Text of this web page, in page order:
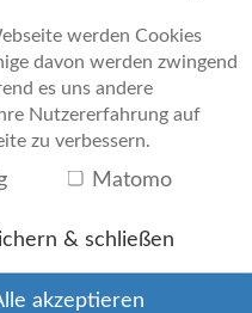
werden Cookies
davon werden zwingend
es uns andere
Nutzererfahrung auf
zu verbessern.
Matomo
& schließen
akzeptieren